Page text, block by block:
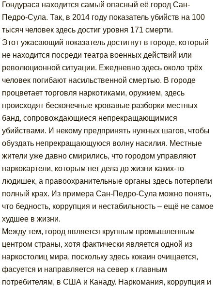
Гондураса находится самый опасный её город Сан-
Педро-Сула. Так, в 2014 году показатель убийств на 100
тысяч человек здесь достиг уровня 171 смерти.
Этот ужасающий показатель достигнут в городе, который
не находится посреди театра военных действий или
революционной ситуации. Ежедневно здесь около трёх
человек погибают насильственной смертью. В городе
процветает торговля наркотиками, оружием, здесь
происходят бесконечные кровавые разборки местных
банд, сопровождающиеся непрекращающимися
убийствами. И некому предпринять нужных шагов, чтобы
обуздать непрекращающуюся волну насилия. Местные
жители уже давно смирились, что городом управляют
наркокартели, которым нет дела до жизни каких-то
людишек, а правоохранительные органы здесь потерпели
полный крах. Из примера Сан-Педро-Сула можно понять,
что бедность, коррупция и нестабильность – ещё не самое
худшее в жизни.
Между тем, город является крупным промышленным
центром страны, хотя фактически является одной из
наркостолиц мира, поскольку здесь кокаин очищается,
фасуется и направляется на север к главным
потребителям, в США и Канаду. Наркомания, коррупция и